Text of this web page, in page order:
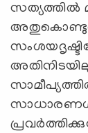
സത്യത്തിൽ